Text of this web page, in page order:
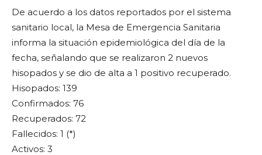
De acuerdo a los datos reportados por el sistema
sanitario local, la Mesa de Emergencia Sanitaria
informa la situación epidemiológica del día de la
fecha, señalando que se realizaron 2 nuevos
hisopados y se dio de alta a 1 positivo recuperado.
Hisopados: 139
Confirmados: 76
Recuperados: 72
Fallecidos: 1 (*)
Activos: 3